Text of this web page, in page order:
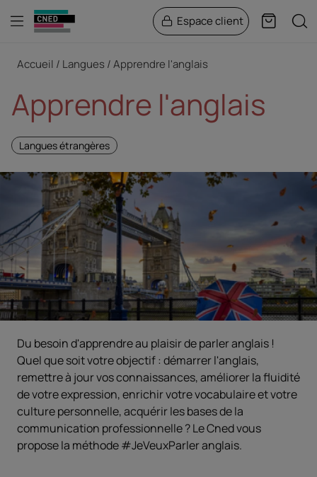
Menu Espace client Panier
Accueil Langues Apprendre l'anglais
Apprendre l'anglais
Langues étrangères
Du besoin d'apprendre au plaisir de parler anglais !
Quel que soit votre objectif : démarrer l'anglais,
remettre à jour vos connaissances, améliorer la fluidité
de votre expression, enrichir votre vocabulaire et votre
culture personnelle, acquérir les bases de la
communication professionnelle ? Le Cned vous
propose la méthode #JeVeuxParler anglais.